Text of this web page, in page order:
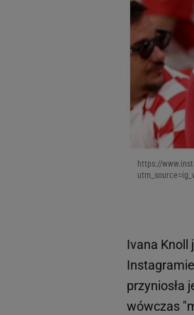
https://
Ivana Knoll
przyniosła
wówczas